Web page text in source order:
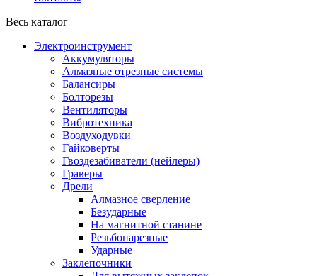
Весь каталог
Электроинструмент
Аккумуляторы
Алмазные отрезные системы
Балансиры
Болторезы
Вентиляторы
Вибротехника
Воздуходувки
Гайковерты
Гвоздезабиватели (нейлеры)
Граверы
Дрели
Алмазное сверление
Безударные
На магнитной станине
Резьбонарезные
Ударные
Заклепочники